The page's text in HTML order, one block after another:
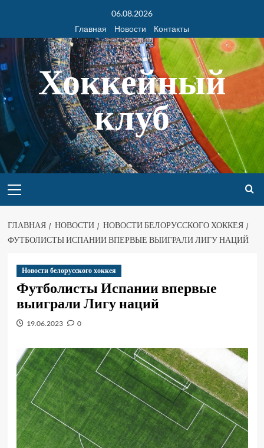
06.08.2026
Главная
Новости Контакты
Хоккейный
клуб
ГЛАВНАЯ НОВОСТИ
НОВОСТИ БЕЛОРУССКОГО ХОККЕЯ
ФУТБОЛИСТЫ ИСПАНИИ ВПЕРВЫЕ ВЫИГРАЛИ ЛИГУ НАЦИЙ
Новости белорусского хоккея
Футболисты Испании впервые
выиграли Лигу наций
19.06.2023 0